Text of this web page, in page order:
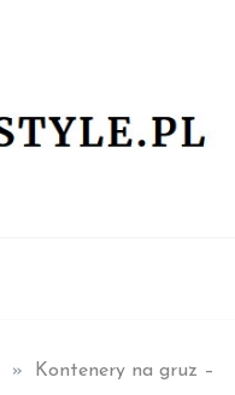
»
Kontenery na gruz –